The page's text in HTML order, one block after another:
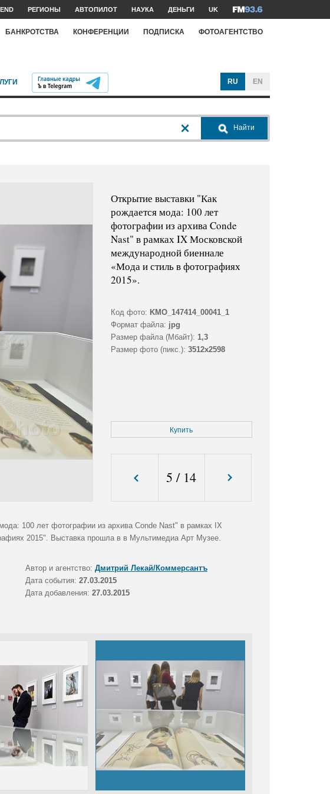
РЕГИОНЫ АВТОПИЛОТ НАУКА ДЕНЬГИ UK
БАНКРОТСТВА КОНФЕРЕНЦИИ ПОДПИСКА ФОТОАГЕНТСТВО
RU EN
Найти
Открытие выставки "Как
рождается мода: 100 лет
фотографии из архива Conde
Nast" в рамках IX Московской
международной биеннале
«Мода и стиль в фотографиях
2015».
Код фото: KMO_147414_00041_1
Формат файла: jpg
Размер файла (Мбайт): 1,3
Размер фото (пикс.): 3512x2598
Купить
5 / 14
100 лет фотографии из архива Conde Nast" в рамках IX
2015". Выставка прошла в в Мультимедиа Арт Музее.
Автор и агентство: Дмитрий Лекай/Коммерсантъ
Дата события: 27.03.2015
Дата добавления: 27.03.2015